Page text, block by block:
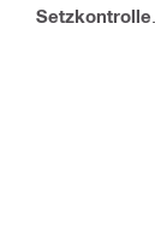
Setzkontrolle